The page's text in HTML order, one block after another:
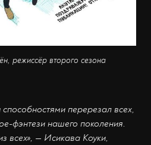
режиссёр второго сезона
перерезал всех,
фэнтези нашего поколения.
всех», — Исикава Коуки,